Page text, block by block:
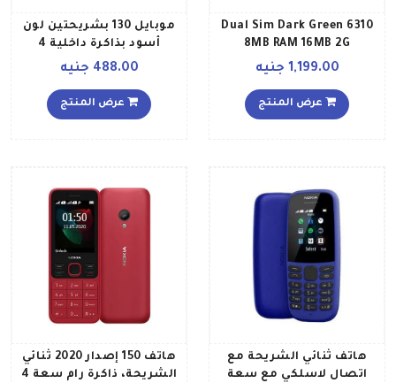
6310 Dual Sim Dark Green
8MB RAM 16MB 2G
International Version
1,199.00 جنيه
عرض المنتج
موبايل 130 بشريحتين لون
أسود بذاكرة داخلية 4
ميجابايت يدعم تقنية 2G
488.00 جنيه
عرض المنتج
هاتف ثنائي الشريحة مع
اتصال لاسلكي مع سعة
هاتف 150 إصدار 2020 ثنائي
الشريحة، ذاكرة رام سعة 4